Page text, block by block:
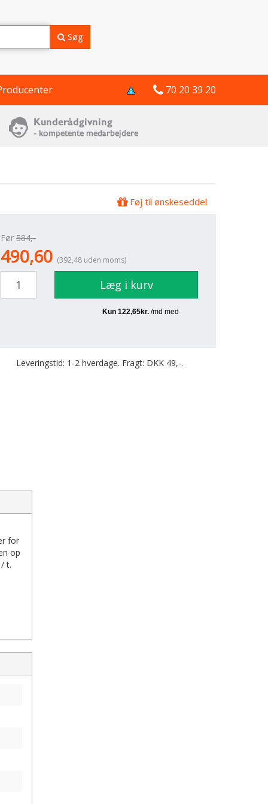
Søg
70 20 39 20
Føj til ønskeseddel
Før 584,-
490,60 (392,48 uden moms)
Læg i kurv
Leveringstid: 1-2 hverdage. Fragt: DKK 49,-.
for
op
t.